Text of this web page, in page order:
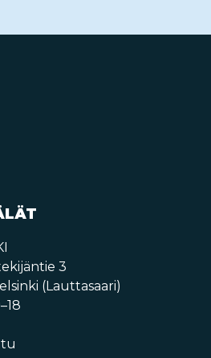
3
(Lauttasaari)